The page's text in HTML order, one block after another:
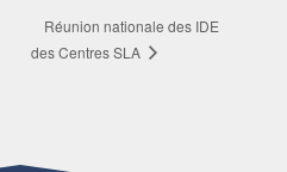
Réunion nationale des IDE
des Centres SLA